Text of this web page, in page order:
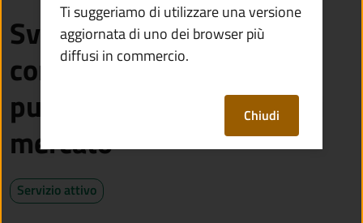
Svolgere attività di
commercio su aree
pubbliche in posteggio di
mercato
Servizio attivo
Ti suggeriamo di utilizzare una versione
aggiornata di uno dei browser più
diffusi in commercio.
Chiudi